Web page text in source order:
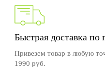
Быстрая доставка по
Привезем товар в любую
1990 руб.